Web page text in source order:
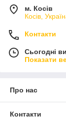
м. Косів
Косів,
Контакти
Сьогодні
Показати
Про нас
Контакти